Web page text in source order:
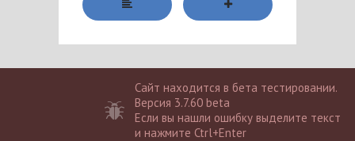
Сайт находится в бета тестировании.
Версия 3.7.60 beta
Если вы нашли ошибку выделите текст
и нажмите Ctrl+Enter